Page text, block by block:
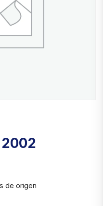
de origen